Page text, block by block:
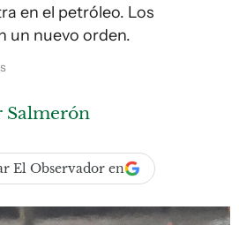
en el petróleo. Los
un nuevo orden.
Salmerón
El Observador en